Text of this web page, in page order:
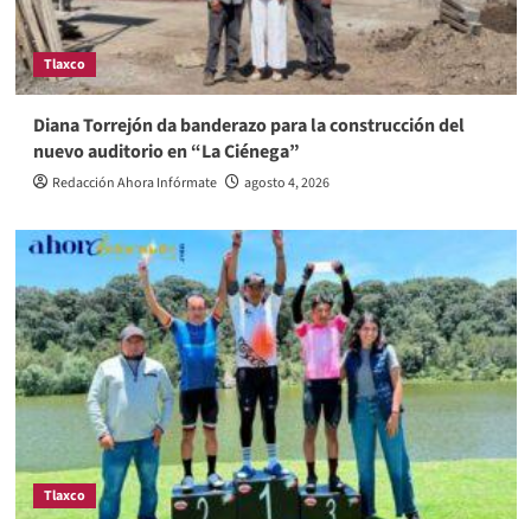
Tlaxco
Diana Torrejón da banderazo para la construcción del
nuevo auditorio en “La Ciénega”
Redacción Ahora Infórmate agosto 4, 2026
Tlaxco